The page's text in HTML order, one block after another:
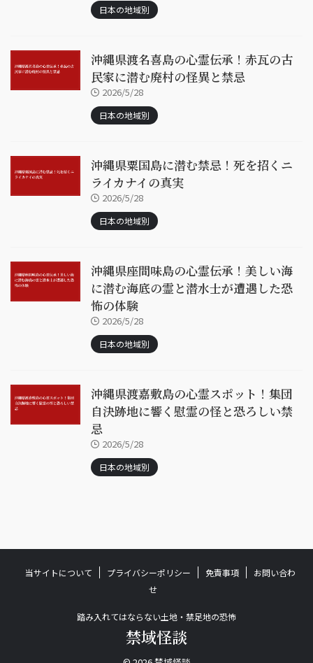
日本の地域別
沖縄県渡名喜島の心霊伝承！赤瓦の古
民家に潜む廃村の怪異と禁忌
2026/5/28
日本の地域別
沖縄県粟国島に潜む禁忌！死を招くニ
ライカナイの真実
2026/5/28
日本の地域別
沖縄県座間味島の心霊伝承！美しい海
に潜む海底の霊と潜水士が遭遇した恐
怖の体験
2026/5/28
日本の地域別
沖縄県渡嘉敷島の心霊スポット！集団
自決跡地に響く慰霊の怪と恐ろしい禁
忌
2026/5/28
日本の地域別
当サイトについて プライバシーポリシー 免責事項
お問い合わ
せ
踏み入れてはならない土地・禁足地の恐怖
禁域怪談